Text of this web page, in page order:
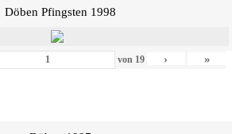
Döben Pfingsten 1998
von 19 › »